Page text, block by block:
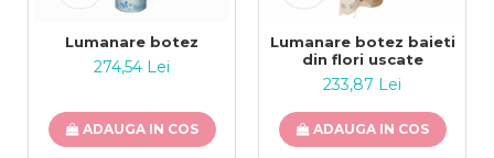
Lumanare botez
274,54 Lei
ADAUGA IN COS
Lumanare botez baieti
din flori uscate
233,87 Lei
ADAUGA IN COS